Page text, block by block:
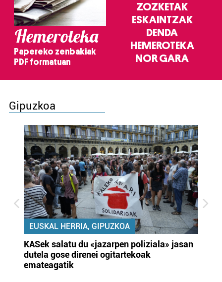
Hemeroteka
Papereko zenbakiak
PDF formatuan
ZOZKETAK
ESKAINTZAK
DENDA
HEMEROTEKA
NOR GARA
Gipuzkoa
EUSKAL HERRIA, GIPUZKOA
KASek salatu du «jazarpen poliziala» jasan
dutela gose direnei ogitartekoak
emateagatik